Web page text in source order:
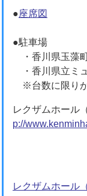
●座席図
●駐車場
・香川県玉藻
・香川県立ミ
※台数に限りが
レクザムホール
p://
レクザムホール